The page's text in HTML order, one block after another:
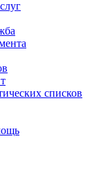
списков